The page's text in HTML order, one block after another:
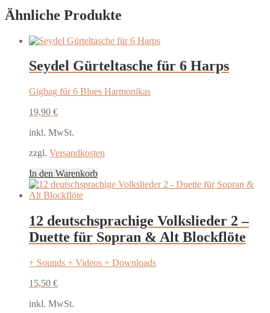
Ähnliche Produkte
Seydel Gürteltasche für 6 Harps
Gigbag für 6 Blues Harmonikas
19,90 €
inkl. MwSt.
zzgl. Versandkosten
In den Warenkorb
12 deutschsprachige Volkslieder 2 –
Duette für Sopran & Alt Blockflöte
+ Sounds + Videos + Downloads
15,50 €
inkl. MwSt.